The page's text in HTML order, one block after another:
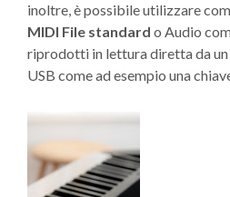
inoltre, è possibile utilizzare
MIDI File standard o Audio
riprodotti in lettura diretta da
USB come ad esempio una